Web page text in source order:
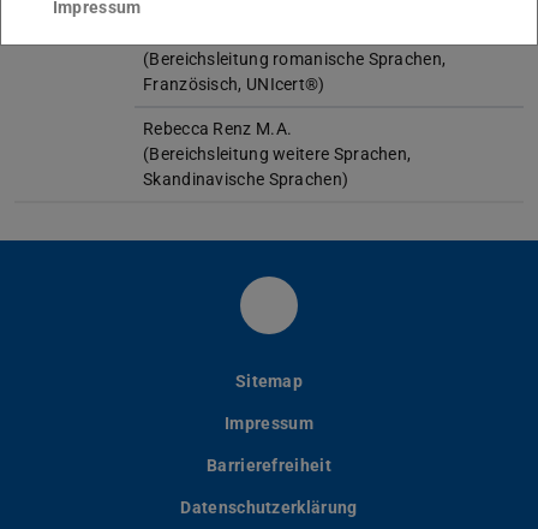
(Bereichsleitung romanische Sprachen,
Französisch, UNIcert®)
Rebecca Renz M.A.
(Bereichsleitung weitere Sprachen,
Skandinavische Sprachen)
Instagram
Sitemap
Impressum
Barrierefreiheit
Datenschutzerklärung
Impressum